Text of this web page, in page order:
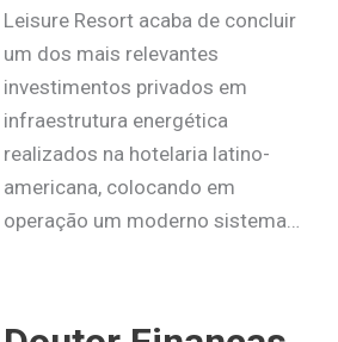
Leisure Resort acaba de concluir
um dos mais relevantes
investimentos privados em
infraestrutura energética
realizados na hotelaria latino-
americana, colocando em
operação um moderno sistema…